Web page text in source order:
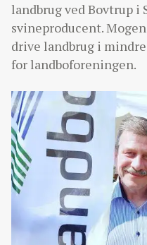
landbrug ved Bovtrup
svineproducent.
drive landbrug i
for landboforeningen.